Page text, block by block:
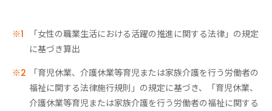
「女性の職業生活における活躍の推進に関する法律」の規定
に基づき算出
「育児休業、介護休業等育児または家族介護を行う労働者の
福祉に関する法律施行規則」の規定に基づき、「育児休業、
介護休業等育児または家族介護を行う労働者の福祉に関する